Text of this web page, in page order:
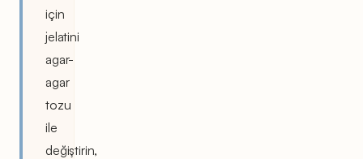
için
jelatini
agar-
agar
tozu
ile
değiştirin,